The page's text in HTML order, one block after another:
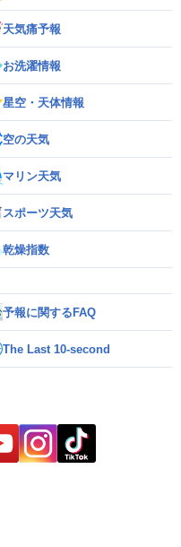
天気痛予報
お洗濯情報
星空・天体情報
空の天気
マリン天気
スポーツ天気
乾燥指数
予報に関するFAQ
The Last 10-second